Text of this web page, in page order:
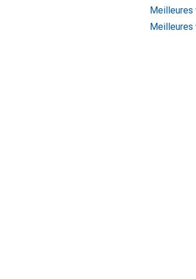
Meilleures
Meilleures